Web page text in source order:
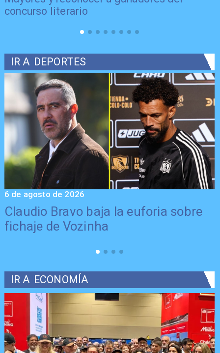
concurso literario
IR A DEPORTES
Claudio Bravo baja la euforia sobre
fichaje de Vozinha
6 de agosto de 2026
IR A ECONOMÍA